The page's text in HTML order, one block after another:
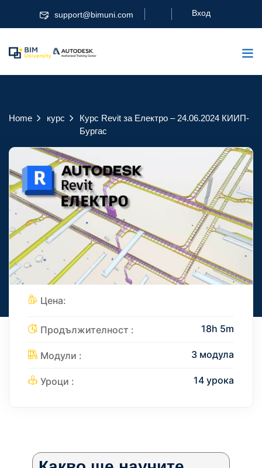
support@bimuni.com Вход
Home курс
Курс Revit за Електро – 24.06.2024 КИИП-
Бургас
Курс Revit за
Електро – 24.06.2024
КИИП-Бургас
Цена:
Продължителност : 18h 5m
Модули : 3 модула
Уроци : 14 урока